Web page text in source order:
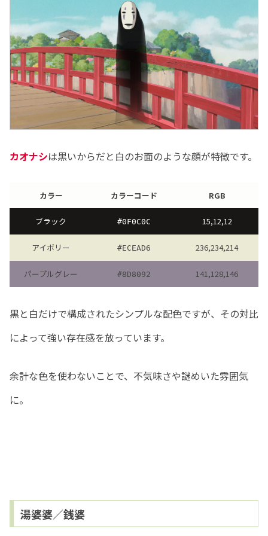
カオナシは黒いからだと白のお面のような顔が特徴です。
カラー カラーコード RGB
ブラック #0F0C0C 15,12,12
アイボリー #ECEAD6 236,234,214
パープルグレー #8D8092 141,128,146
黒と白だけで構成されたシンプルな配色ですが、その対比
によって強い存在感を放っています。
余計な色を使わないことで、不気味さや謎めいた雰囲気
に。
湯婆婆／銭婆